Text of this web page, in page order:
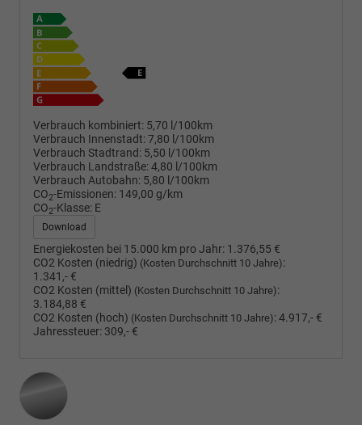
Verbrauch kombiniert: 5,70 l/100km
Verbrauch Innenstadt:7,80 l/100km
Verbrauch Stadtrand: 5,50 l/100km
Verbrauch Landstraße:4,80 l/100km
Verbrauch Autobahn: 5,80 l/100km
CO2-Emissionen: 149,00 g/km
CO2-Klasse: E
Download
Energiekosten bei 15.000 km pro Jahr: 1.376,55 €
CO2 Kosten (niedrig) (Kosten Durchschnitt 10 Jahre):
1.341,- €
CO2 Kosten (mittel) (Kosten Durchschnitt 10 Jahre):
3.184,88 €
CO2 Kosten (hoch) (Kosten Durchschnitt 10 Jahre):4.917,- €
Jahressteuer: 309,- €